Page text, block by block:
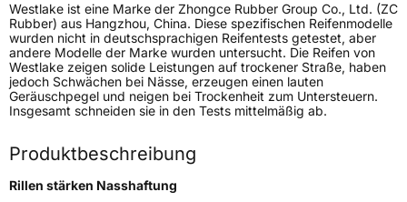
Generelle Merkmale
FahrzeugtypSUV
VerwendungGanzjahresreifen
ModellnameZ 401
Weitere Eigenschaften
Westlake ist eine Marke der Zhongce Rubber Group Co., Ltd. (ZC
Rubber) aus Hangzhou, China. Diese spezifischen Reifenmodelle
wurden nicht in deutschsprachigen Reifentests getestet, aber
andere Modelle der Marke wurden untersucht. Die Reifen von
Westlake zeigen solide Leistungen auf trockener Straße, haben
jedoch Schwächen bei Nässe, erzeugen einen lauten
Geräuschpegel und neigen bei Trockenheit zum Untersteuern.
Insgesamt schneiden sie in den Tests mittelmäßig ab.
Produktbeschreibung
Rillen stärken Nasshaftung